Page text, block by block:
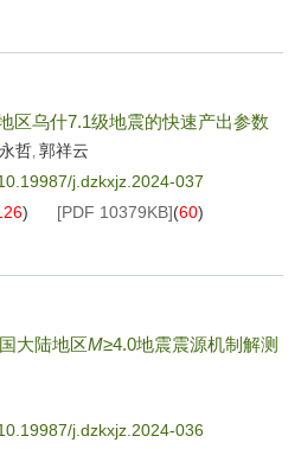
区乌什7.1级地震的快速产出参数
哲, 郭祥云
j.dzkxjz.2024-037
) [PDF 10379KB](60)
大陆地区M≥4.0地震震源机制解测
j.dzkxjz.2024-036